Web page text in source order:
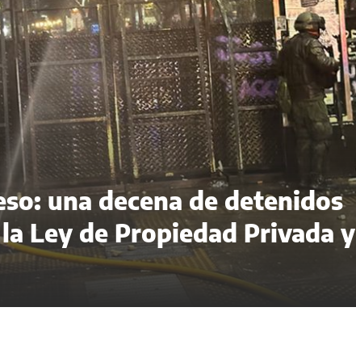
una decena de detenidos
Ley de Propiedad Privada y